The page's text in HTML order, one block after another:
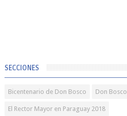
SECCIONES
Bicentenario de Don Bosco Don Bosco
El Rector Mayor en Paraguay 2018